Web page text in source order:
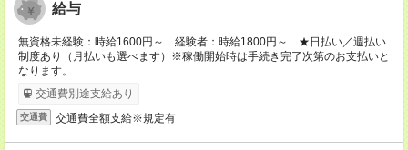
給与
無資格未経験：時給1600円～ 経験者：時給1800円～ ★日払い／週払い
制度あり（月払いも選べます）※稼働開始時は手続き完了次第のお支払いと
なります。
交通費別途支給あり
交通費 交通費全額支給※規定有